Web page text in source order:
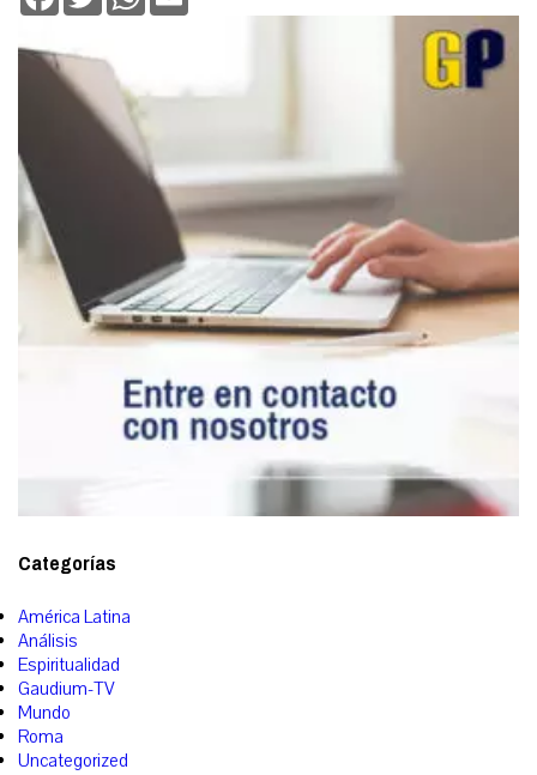
Categorías
América Latina
Análisis
Espiritualidad
Gaudium-TV
Mundo
Roma
Uncategorized